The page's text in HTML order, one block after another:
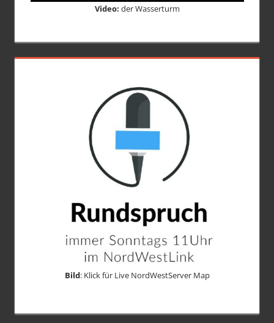
Video: der Wasserturm
Bild: Klick für Live NordWestServer Map